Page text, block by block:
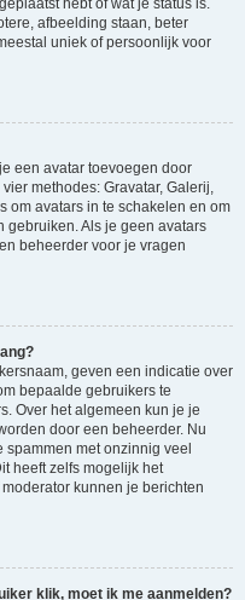
hebt of wat je status is.
afbeelding staan, beter
uniek of persoonlijk voor
een avatar toevoegen door
methodes: Gravatar, Galerij,
om avatars in te schakelen en om
gebruiken. Als je geen avatars
beheerder voor je vragen
geven een indicatie over
bepaalde gebruikers te
Over het algemeen kun je je
door een beheerder. Nu
met onzinnig veel
heeft zelfs mogelijk het
kunnen je berichten
klik, moet ik me aanmelden?